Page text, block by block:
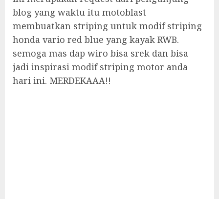
blog yang waktu itu motoblast
membuatkan striping untuk modif striping
honda vario red blue yang kayak RWB.
semoga mas dap wiro bisa srek dan bisa
jadi inspirasi modif striping motor anda
hari ini. MERDEKAAA!!